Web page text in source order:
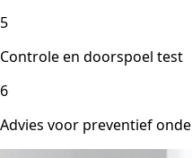
5
Controle en doorspoel test
6
Advies voor preventief